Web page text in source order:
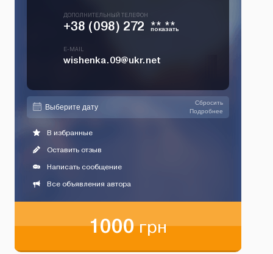
ДОПОЛНИТЕЛЬНЫЙ ТЕЛЕФОН
+38 (098) 272 ** **
показать
E-MAIL
wishenka.09@ukr.net
Сбросить
Подробнее
В избранные
Оставить отзыв
Написать сообщение
Все объявления автора
1000грн